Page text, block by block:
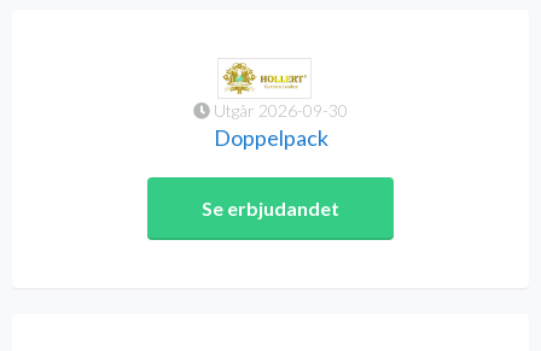
Utgår 2026-09-30
Doppelpack
Se erbjudandet